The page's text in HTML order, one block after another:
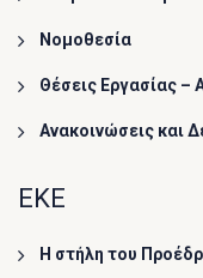
Νομοθεσία
Θέσεις Εργασίας –
Ανακοινώσεις και
ΕΚΕ
Η στήλη του